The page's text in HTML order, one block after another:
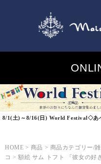
8/1(土)～8/16(日) World Festival◇あ
HOME > 商品 > 商品カテゴリー/
コ >額絵 サム トフト 「彼女の